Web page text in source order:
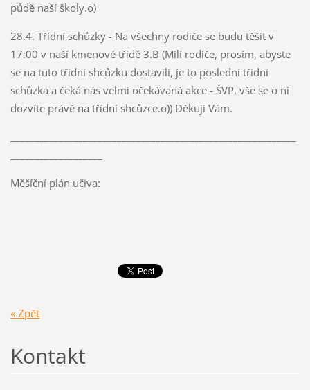
půdě naší školy.o)
28.4. Třídní schůzky - Na všechny rodiče se budu těšit v
17:00 v naší kmenové třídě 3.B (Milí rodiče, prosím, abyste
se na tuto třídní shcůzku dostavili, je to poslední třídní
schůzka a čeká nás velmi očekávaná akce - ŠVP, vše se o ní
dozvíte právě na třídní shcůzce.o)) Děkuji Vám.
Měšíční plán učiva:
« Zpět
Kontakt